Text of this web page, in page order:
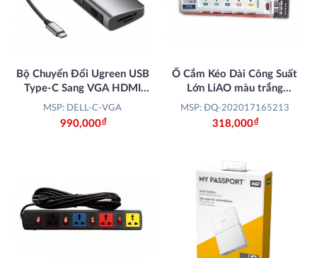
Bộ Chuyển Đổi Ugreen USB
Type-C Sang VGA HDMI
RJ45 2 x USB 3.0 SD Card
40873
MSP: DELL-C-VGA
990,000Đ
Ổ Cắm Kéo Dài Công Suất
Lớn LiAO màu trắng
5OFSSA2.5-2
MSP: ĐQ-202017165213
318,000Đ